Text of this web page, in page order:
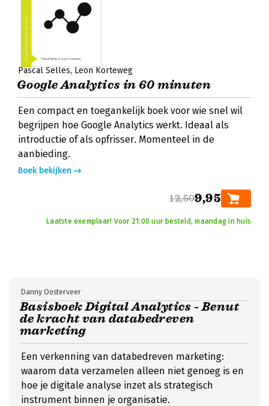
Pascal Selles Leon Korteweg
Google Analytics in 60 minuten
Een compact en toegankelijk boek voor wie snel wil
begrijpen hoe Google Analytics werkt. Ideaal als
introductie of als opfrisser. Momenteel in de
aanbieding.
Boek bekijken
12,509,95
Laatste exemplaar! Voor 21:00 uur besteld, maandag in huis
Basisboek Digital Analytics - Benut
de kracht van databedreven
marketing
Danny Oosterveer
Een verkenning van databedreven marketing:
waarom data verzamelen alleen niet genoeg is en
hoe je digitale analyse inzet als strategisch
instrument binnen je organisatie.